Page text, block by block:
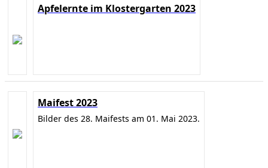
Apfelernte im Klostergarten 2023
Maifest 2023
Bilder des 28. Maifests am 01. Mai 2023.